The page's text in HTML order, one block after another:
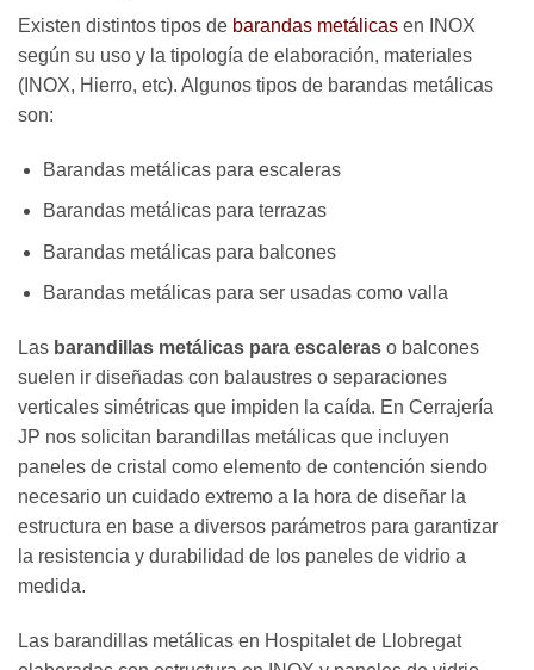
Existen distintos tipos de barandas metálicas en INOX
según su uso y la tipología de elaboración, materiales
(INOX, Hierro, etc). Algunos tipos de barandas metálicas
son:
Barandas metálicas para escaleras
Barandas metálicas para terrazas
Barandas metálicas para balcones
Barandas metálicas para ser usadas como valla
Las barandillas metálicas para escaleras o balcones
suelen ir diseñadas con balaustres o separaciones
verticales simétricas que impiden la caída. En Cerrajería
JP nos solicitan barandillas metálicas que incluyen
paneles de cristal como elemento de contención siendo
necesario un cuidado extremo a la hora de diseñar la
estructura en base a diversos parámetros para garantizar
la resistencia y durabilidad de los paneles de vidrio a
medida.
Las barandillas metálicas en Hospitalet de Llobregat